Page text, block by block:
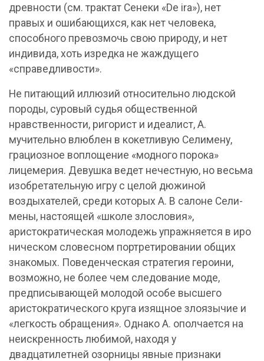
древности (см. трактат Сенеки «De ira»), нет
правых и ошибающихся, как нет человека,
способного превозмочь свою природу, и нет
индивида, хоть изредка не жаждущего
«справедливости».
Не питающий иллюзий относительно людской
породы, суровый судья общественной
нравственности, ригорист и идеалист, А.
мучительно влюблен в кокетливую Селимену,
грациозное воплощение «модного порока»
лицемерия. Девушка ведет нечестную, но весьма
изобретательную игру с целой дюжиной
воздыхателей, среди которых А. В салоне Сели-
мены, настоящей «школе злословия»,
аристократическая молодежь упражняется в иро
ническом словесном портретировании общих
знакомых. Поведенческая стратегия героини,
возможно, не более чем следование моде,
предписывающей молодой особе высшего
аристократического круга изящное злоязычие и
«легкость обращения». Однако А. ополчается на
неискренность любимой, находя у
двадцатилетней озорницы явные признаки